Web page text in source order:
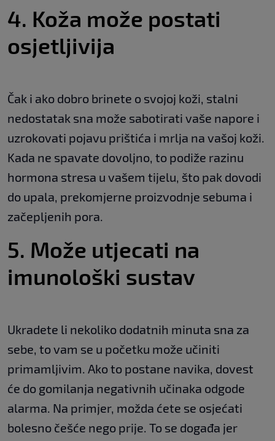
4. Koža može postati
osjetljivija
Čak i ako dobro brinete o svojoj koži, stalni
nedostatak sna može sabotirati vaše napore i
uzrokovati pojavu prištića i mrlja na vašoj koži.
Kada ne spavate dovoljno, to podiže razinu
hormona stresa u vašem tijelu, što pak dovodi
do upala, prekomjerne proizvodnje sebuma i
začepljenih pora.
5. Može utjecati na
imunološki sustav
Ukradete li nekoliko dodatnih minuta sna za
sebe, to vam se u početku može učiniti
primamljivim. Ako to postane navika, dovest
će do gomilanja negativnih učinaka odgode
alarma. Na primjer, možda ćete se osjećati
bolesno češće nego prije. To se događa jer